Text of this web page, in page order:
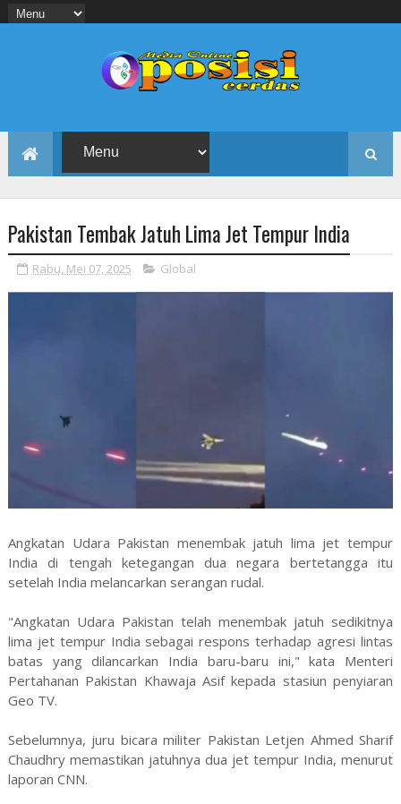
Pakistan Tembak Jatuh Lima Jet Tempur India
Rabu, Mei 07, 2025 Global
Angkatan Udara Pakistan menembak jatuh lima jet tempur
India di tengah ketegangan dua negara bertetangga itu
setelah India melancarkan serangan rudal.
"Angkatan Udara Pakistan telah menembak jatuh sedikitnya
lima jet tempur India sebagai respons terhadap agresi lintas
batas yang dilancarkan India baru-baru ini," kata Menteri
Pertahanan Pakistan Khawaja Asif kepada stasiun penyiaran
Geo TV.
Sebelumnya, juru bicara militer Pakistan Letjen Ahmed Sharif
Chaudhry memastikan jatuhnya dua jet tempur India, menurut
laporan CNN.